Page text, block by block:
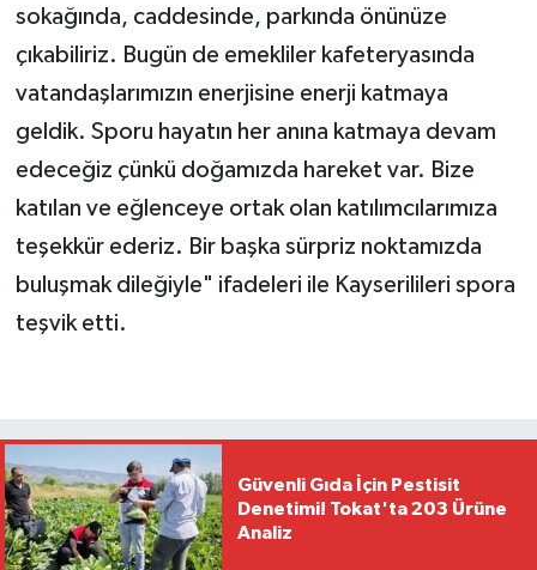
sokağında, caddesinde, parkında önünüze
çıkabiliriz. Bugün de emekliler kafeteryasında
vatandaşlarımızın enerjisine enerji katmaya
geldik. Sporu hayatın her anına katmaya devam
edeceğiz çünkü doğamızda hareket var. Bize
katılan ve eğlenceye ortak olan katılımcılarımıza
teşekkür ederiz. Bir başka sürpriz noktamızda
buluşmak dileğiyle" ifadeleri ile Kayserilileri spora
teşvik etti.
Güvenli Gıda İçin Pestisit
Denetimi! Tokat'ta 203 Ürüne
Analiz